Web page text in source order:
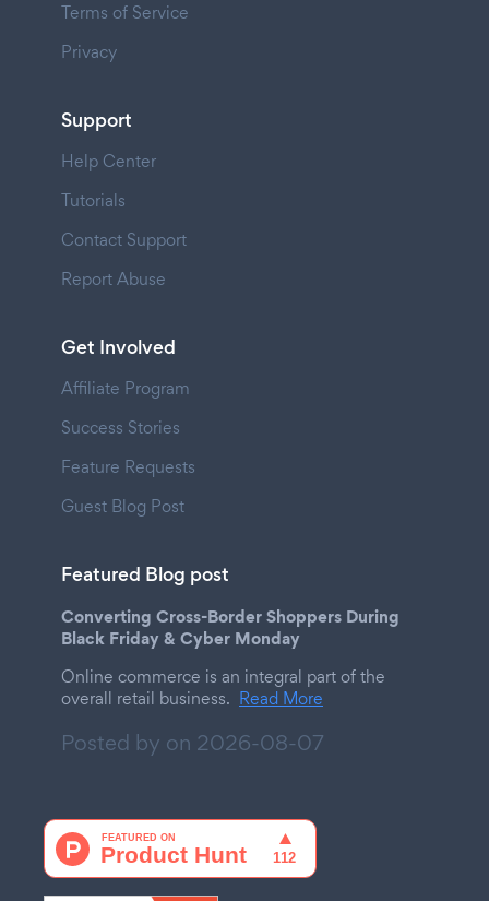
Terms of Service
Privacy
Support
Help Center
Tutorials
Contact Support
Report Abuse
Get Involved
Affiliate Program
Success Stories
Feature Requests
Guest Blog Post
Featured Blog post
Converting Cross-Border Shoppers During
Black Friday & Cyber Monday
Online commerce is an integral part of the
overall retail business. Read More
Posted by on 2026-08-07